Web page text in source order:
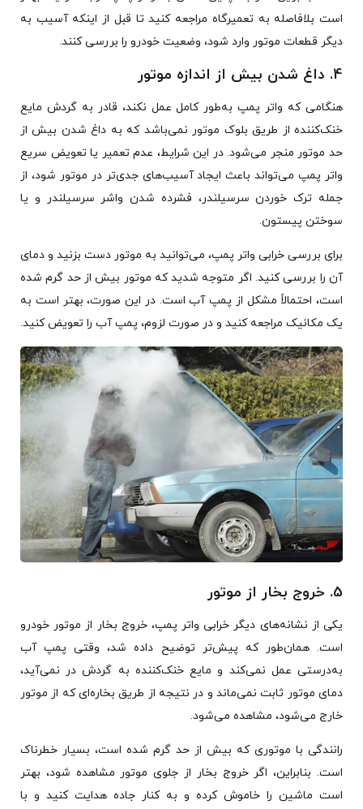
است بلافاصله به تعمیرگاه مراجعه کنید تا قبل از اینکه آسیب به
دیگر قطعات موتور وارد شود، وضعیت خودرو را بررسی کنند.
4. داغ شدن بیش از اندازه موتور
هنگامی که واتر پمپ به‌طور کامل عمل نکند، قادر به گردش مایع
خنک‌کننده از طریق بلوک موتور نمی‌باشد که به داغ شدن بیش از
حد موتور منجر می‌شود. در این شرایط، عدم تعمیر یا تعویض سریع
واتر پمپ می‌تواند باعث ایجاد آسیب‌های جدی‌تر در موتور شود، از
جمله ترک خوردن سرسیلندر، فشرده شدن واشر سرسیلندر و یا
سوختن پیستون.
برای بررسی خرابی واتر پمپ، می‌توانید به موتور دست بزنید و دمای
آن را بررسی کنید. اگر متوجه شدید که موتور بیش از حد گرم شده
است، احتمالاً مشکل از پمپ آب است. در این صورت، بهتر است به
یک مکانیک مراجعه کنید و در صورت لزوم، پمپ آب را تعویض کنید.
5. خروج بخار از موتور
یکی از نشانه‌های دیگر خرابی واتر پمپ، خروج بخار از موتور خودرو
است. همان‌طور که پیش‌تر توضیح داده شد، وقتی پمپ آب
به‌درستی عمل نمی‌کند و مایع خنک‌کننده به گردش در نمی‌آید،
دمای موتور ثابت نمی‌ماند و در نتیجه از طریق بخاره‌ای که از موتور
خارج می‌شود، مشاهده می‌شود.
رانندگی با موتوری که بیش از حد گرم شده است، بسیار خطرناک
است. بنابراین، اگر خروج بخار از جلوی موتور مشاهده شود، بهتر
است ماشین را خاموش کرده و به کنار جاده هدایت کنید و با